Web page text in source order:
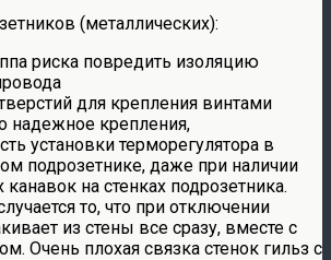
(металлических):
риска повредить изоляцию
для крепления винтами
надежное крепления,
установки терморегулятора в
подрозетнике, даже при наличии
на стенках подрозетника.
то, что при отключении
из стены все сразу, вместе с
Очень плохая связка стенок гильз с